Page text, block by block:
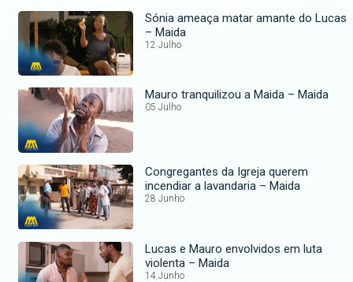
Sónia ameaça matar amante do Lucas
– Maida
12 Julho
Mauro tranquilizou a Maida – Maida
05 Julho
Congregantes da Igreja querem
incendiar a lavandaria – Maida
28 Junho
Lucas e Mauro envolvidos em luta
violenta – Maida
14 Junho